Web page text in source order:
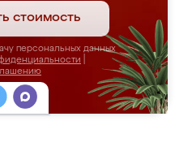
стоимость
персональных данных